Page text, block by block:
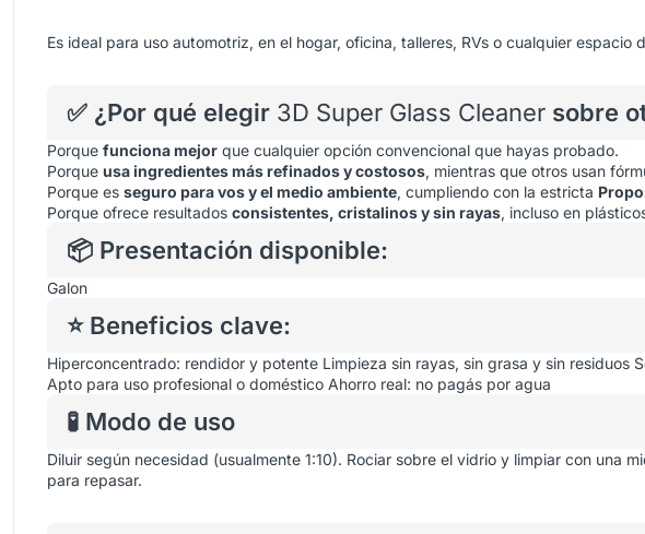
Es ideal para uso automotriz, en el hogar, oficina, talleres, RVs o cualquier espacio
✅ ¿Por qué elegir 3D Super Glass Cleaner sobre
Porque funciona mejor que cualquier opción convencional que hayas probado.
Porque usa ingredientes más refinados y costosos, mientras que otros usan
Porque es seguro para vos y el medio ambiente, cumpliendo con la estricta
Porque ofrece resultados consistentes, cristalinos y sin rayas, incluso en
📦 Presentación disponible:
Galon
⭐ Beneficios clave:
Hiperconcentrado: rendidor y potente Limpieza sin rayas, sin grasa y sin residuos
Apto para uso profesional o doméstico Ahorro real: no pagás por agua
🧪 Modo de uso
Diluir según necesidad (usualmente 1:10). Rociar sobre el vidrio y limpiar con una
para repasar.